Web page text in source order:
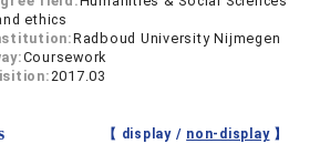
ethics
Radboud University Nijmegen
Coursework
2017.03
【 display / non-display】